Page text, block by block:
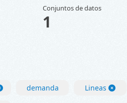
Conjuntos de datos
1
demanda Lineas